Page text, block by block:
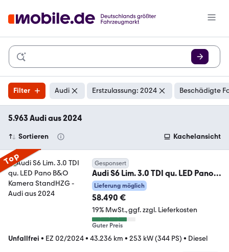
Filter Audi Erstzulassung: 2024 Beschädigte
5.963 Audi aus 2024
Sortieren Kachelansicht
Top Gesponsert
Audi S6 Lim. 3.0 TDI qu. LED Pano
B&O Kamera StandHZG
Lieferung möglich
58.490 €
19% MwSt. ggf. zzgl. Lieferkosten
Guter Preis
Unfallfrei • EZ 02/2024• 43.236 km • 253 kW (344 PS) • Diesel